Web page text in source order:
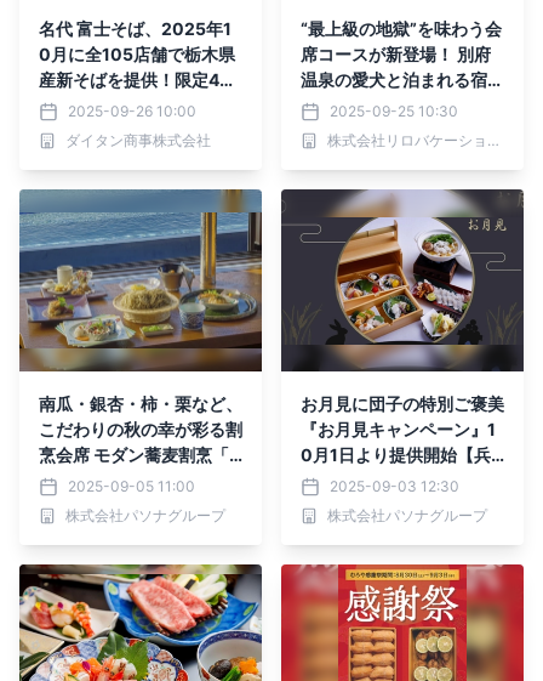
名代 富士そば、2025年1
0月に全105店舗で栃木県
産新そばを提供！限定45
万6千食の特別企画
2025-09-26 10:00
ダイタン商事株式会社
“最上級の地獄”を味わう会
席コースが新登場！ 別府
温泉の愛犬と泊まれる宿｜
秋限定メニュー2025年9
月～11月末まで
2025-09-25 10:30
株式会社リロバケーションズ
南瓜・銀杏・柿・栗など、
こだわりの秋の幸が彩る割
烹会席 モダン蕎麦割烹「O
h-SOBAR」 『10月秋の
彩り会席』10月1日より提
供
2025-09-05 11:00
株式会社パソナグループ
お月見に団子の特別ご褒美
『お月見キャンペーン』1
0月1日より提供開始【兵
庫・淡路島 青の舎】
2025-09-03 12:30
株式会社パソナグループ